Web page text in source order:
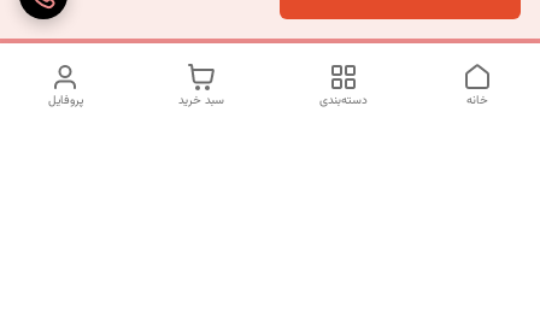
پروفایل سبد خرید دسته‌بندی خانه